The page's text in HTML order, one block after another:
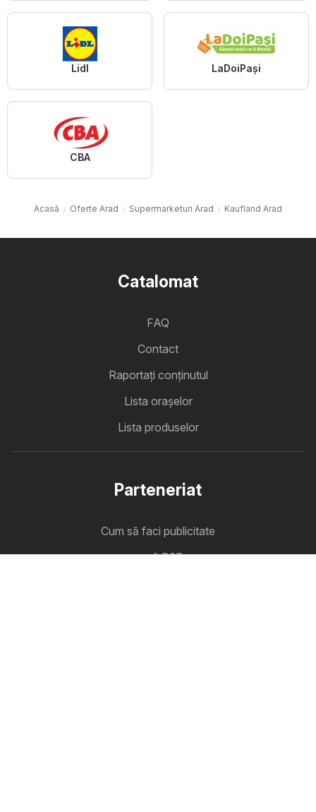
Lidl LaDoiPași
CBA
Acasă Oferte Arad Supermarketuri Arad Kaufland Arad
Catalomat
FAQ
Contact
Raportați conținutul
Lista oraşelor
Lista produselor
Parteneriat
Cum să faci publicitate
zonă B2B